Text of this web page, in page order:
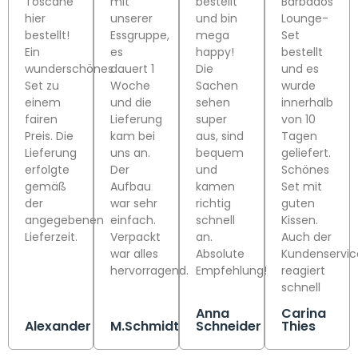
hier
bestellt!
Ein
wunderschönes
Set zu
einem
fairen
Preis. Die
Lieferung
erfolgte
gemäß
der
angegebenen
Lieferzeit.
Alexander
unserer
Essgruppe,
es
dauert 1
Woche
und die
Lieferung
kam bei
uns an.
Der
Aufbau
war sehr
einfach.
Verpackt
war alles
hervorragend.
M.Schmidt
und bin
mega
happy!
Die
Sachen
sehen
super
aus, sind
bequem
und
kamen
richtig
schnell
an.
Absolute
Empfehlung!
Anna
Schneider
Lounge-
Set
bestellt
und es
wurde
innerhalb
von 10
Tagen
geliefert.
Schönes
Set mit
guten
Kissen.
Auch der
reagiert
schnell
Carina
Thies